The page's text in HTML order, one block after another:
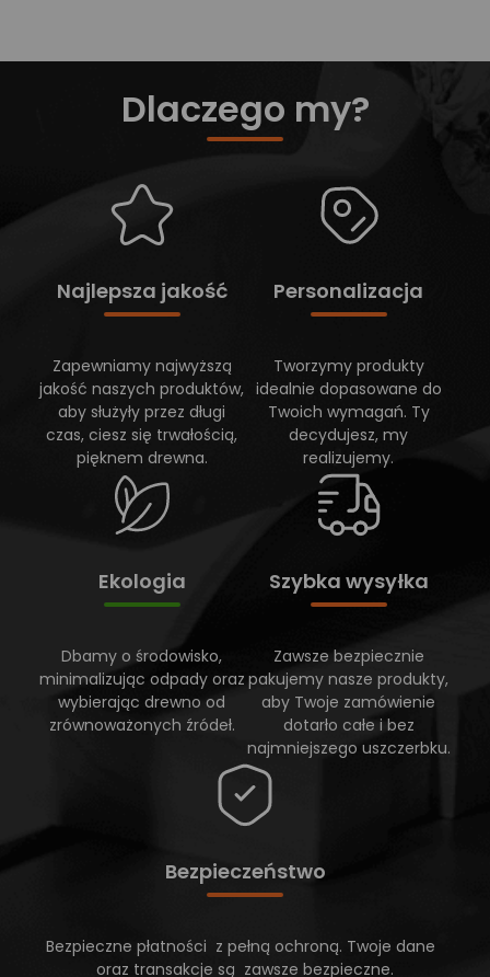
Dlaczego my?
Najlepsza jakość
Zapewniamy najwyższą
jakość naszych produktów,
aby służyły przez długi
czas, ciesz się trwałością,
pięknem drewna.
Personalizacja
Tworzymy produkty
idealnie dopasowane do
Twoich wymagań. Ty
decydujesz, my
realizujemy.
Ekologia
Dbamy o środowisko,
minimalizując odpady oraz
wybierając drewno od
zrównoważonych źródeł.
Szybka wysyłka
Zawsze bezpiecznie
pakujemy nasze produkty,
aby Twoje zamówienie
dotarło całe i bez
najmniejszego uszczerbku.
Bezpieczeństwo
Bezpieczne płatności z pełną ochroną. Twoje dane
oraz transakcje są zawsze bezpieczne.